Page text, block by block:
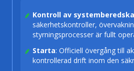
Kontroll av
säkerhetskontroller,
styrningsprocesser är fullt
Starta: Officiell övergång till
kontrollerad drift inom den